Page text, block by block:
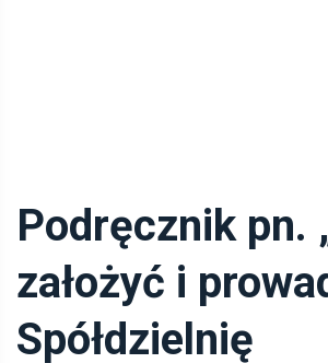
Podręcznik pn.
założyć i
Spółdzielnię